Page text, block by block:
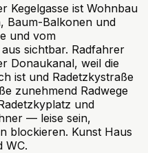
Kegelgasse ist Wohnbau
Baum-Balkonen und
und vom
sichtbar. Radfahrer
Donaukanal, weil die
ist und Radetzkystraße
zunehmend Radwege
und
— leise sein,
blockieren. Kunst Haus
WC.